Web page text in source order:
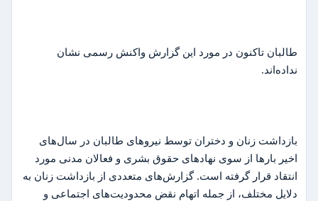
طالبان تاکنون در مورد این گزارش واکنش رسمی نشان
نداده‌اند.
بازداشت زنان و دختران توسط نیروهای طالبان در سال‌های
اخیر بارها از سوی نهادهای حقوق بشری و فعالان مدنی مورد
انتقاد قرار گرفته است. گزارش‌های متعددی از بازداشت زنان به
دلایل مختلف، از جمله اتهام نقض محدودیت‌های اجتماعی و